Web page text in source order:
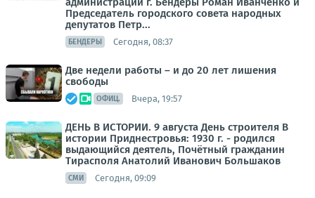
Председатель городского совета народных
депутатов Петр...
БЕНДЕРЫ Сегодня, 08:37
Две недели работы – и до 20 лет лишения
свободы
ОФИЦ. Вчера, 19:57
ДЕНЬ В ИСТОРИИ. 9 августа День строителя В
истории Приднестровья: 1930 г. - родился
выдающийся деятель, Почётный гражданин
Тирасполя Анатолий Иванович Большаков
СМИ Сегодня, 09:09